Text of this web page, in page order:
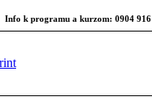
Info k programu a kurzom: 0904 916